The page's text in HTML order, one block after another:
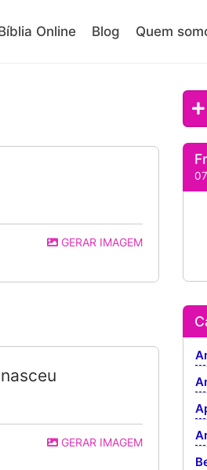
Online Blog Quem
GERAR IMAGEM
GERAR IMAGEM